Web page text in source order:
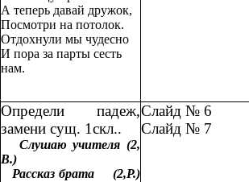
А теперь давай дружок,
Посмотри на потолок.
Отдохнули мы чудесно
И пора за парты сесть
нам.
Определи падеж,
замени сущ. 1скл..
Слушаю учителя (2,
В.)
Рассказ брата (2,Р.)
Слайд № 6
Слайд № 7